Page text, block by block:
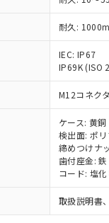
耐久:
IEC: IP67
IP69K (ISO
M12コネク
ケース: 黄
検出面: ポ
締めつけナ
歯付座金:
コード: 塩
取扱説明書
された時点での実際の
価格とは異なる場合が
承ください。
式な納期状況および標
のお取引先、またはお
ロン制御機器販売店・
相談ください。
ムロン制御機器販売店
販売ネットワーク
庫状況および標準価格
前の承諾なく第三者に
しないようお願いしま
イパーツ機能（部品リ
）をご利用いただく
(Cr(Ⅵ)) 1000ppm以下、ポリ
以下、ポリ臭化ジフ
以下、フタル酸ビス
別名：DOP) 1000ppm以下、
BBP） 1000ppm以下、フ
1000ppm以下、フタル酸ジ
指令で産業用監視および制
がないことを確認しています
の切り替え状況などに
することがあります。
、 Hg(水銀) :
クロム) : 1000ppm、 PBBs(
、 PBDEs(ポリ臭化
、
酸ジブチル) : 1000ppm、
) : 1000ppm、 BBP(フタル
酸ビス(2-エチルヘキシル))
保護使用期限
有害物質（10物質）
であることを示します
通常の使用状況下にお
に漏えいし、環境に
政府の輸出許可(また
)を取得するなどの必要
社は規制貨物を破棄す
に破砕するなど、違法
よう必要な手段を講じ
社は貴社製品を、核兵
、化学兵器、生物兵器
器並びにこれらの製造
用いたしません。
社は、貴社製品を第三
合は、上記1、2および
第三者に通知します。
売先および販売に係わ
輸出するおそれがあ
一定数以上の在庫あ
一定数には満たない
在庫なし(最新の在
いては、お客様のお
たはお客様担当のオ
機器販売店・当社販
認ください)
受注生産機種、また
情報を公開していな